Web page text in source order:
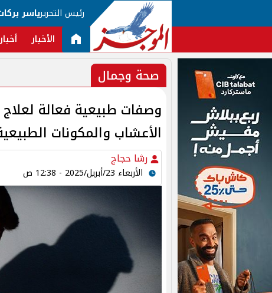
رئيس التحريرياسر
الأخبار
صحة وجمال
وصفات طبيعية فعالة لعلاج
الأعشاب والمكونات
رشا حجاج
الأربعاء 23/أبريل/2025 - 12:38 ص